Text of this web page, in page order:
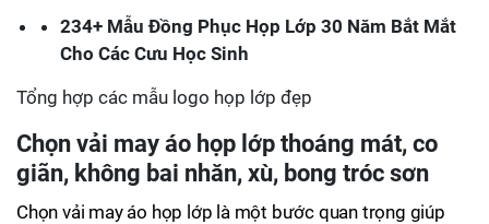
234+ Mẫu Đồng Phục Họp Lớp 30 Năm Bắt Mắt
Cho Các Cưu Học Sinh
Tổng hợp các mẫu logo họp lớp đẹp
Chọn vải may áo họp lớp thoáng mát, co
giãn, không bai nhăn, xù, bong tróc sơn
Chọn vải may áo họp lớp là một bước quan trọng giúp